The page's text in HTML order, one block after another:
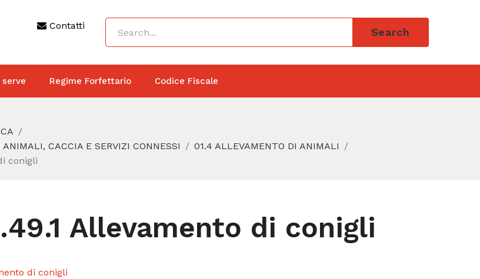
Contatti
Search
Regime Forfettario Codice Fiscale
CACCIA E SERVIZI CONNESSI
01.4 ALLEVAMENTO DI ANIMALI
conigli
Allevamento di conigli
di conigli